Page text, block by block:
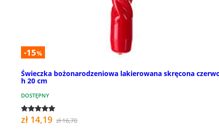
-15%
Świeczka bożonarodzeniowa lakierowana skręcona
h 20 cm
DOSTĘPNY
zł 14,19 zł 16,70